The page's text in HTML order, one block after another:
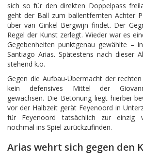
sich so für den direkten Doppelpass
geht der Ball zum ballentfernten Achter
über van Ginkel Bergwijn findet. Der
Regel der Kunst zerlegt. Wieder war es
Gegebenheiten punktgenau gewählte –
Santiago Arias. Spätestens nach dieser
stehend k.o.
Gegen die Aufbau-Übermacht der
kein defensives Mittel der
gewachsen. Die Betonung liegt hierbei
vor der Halbzeit gerät Feyenoord in
für Feyenoord tatsächlich zur einzig
nochmal ins Spiel zurückzufinden.
Arias wehrt sich gegen den